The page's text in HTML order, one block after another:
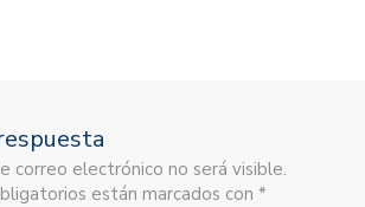
correo electrónico no será visible.
están marcados con *